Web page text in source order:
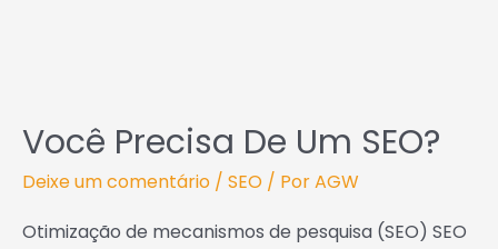
Você Precisa De Um SEO?
Deixe um comentário / SEO / PorAGW
Otimização de mecanismos de pesquisa (SEO) SEO